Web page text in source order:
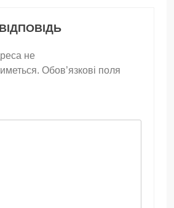
не
Обов’язкові поля